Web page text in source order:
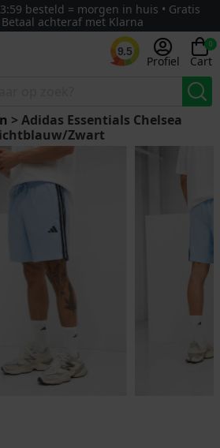
besteld = morgen in huis • Gratis
achteraf met Klarna
9.5
Profiel
0
Cart
> Adidas Essentials Chelsea
Zwart